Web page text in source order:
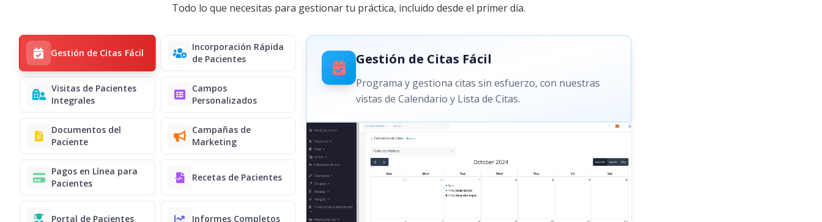
Todo lo que necesitas para gestionar tu práctica, incluido desde el primer día.
Gestión de Citas Fácil
Incorporación Rápida
de Pacientes
Visitas de Pacientes
Integrales
Campos
Personalizados
Documentos del
Paciente
Campañas de
Marketing
Pagos en Línea para
Pacientes
Recetas de Pacientes
Portal de Pacientes Informes Completos
Gestión de Citas Fácil
Programa y gestiona citas sin esfuerzo, con nuestras
vistas de Calendario y Lista de Citas.